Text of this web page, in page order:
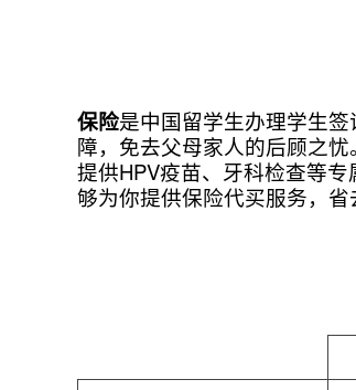
保险是中国留学生办理学生
障，免去父母家人的后顾之
提供HPV疫苗、牙科检查等
够为你提供保险代买服务，省